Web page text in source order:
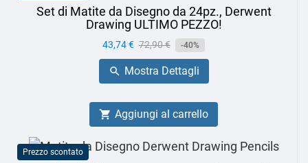
Set di Matite da Disegno da 24pz., Derwent
Drawing ULTIMO PEZZO!
Prezzo
43,74 € Prezzo
base
72,90 € -40%
 Mostra Dettagli
 Aggiungi al carrello
Prezzo scontato